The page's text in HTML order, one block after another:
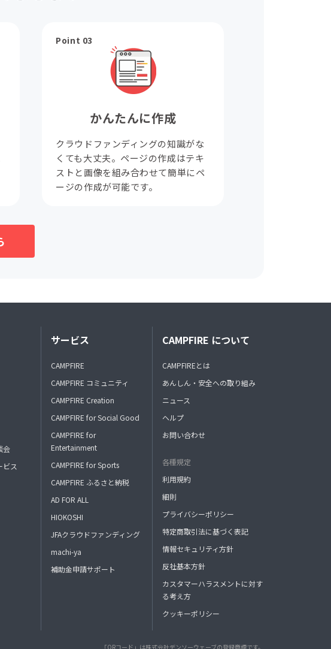
Point 03
かんたんに作成
クラウドファンディングの知識がな
くても大丈夫。ページの作成はテキ
ストと画像を組み合わせて簡単にペ
ージの作成が可能です。
会
ビス
サービス
CAMPFIRE
CAMPFIRE コミュニティ
CAMPFIRE Creation
CAMPFIRE for Social Good
CAMPFIRE for
Entertainment
CAMPFIRE for Sports
CAMPFIRE ふるさと納税
AD FOR ALL
HIOKOSHI
JFAクラウドファンディング
machi-ya
補助金申請サポート
CAMPFIRE について
CAMPFIREとは
あんしん・安全への取り組み
ニュース
ヘルプ
お問い合わせ
各種規定
利用規約
細則
プライバシーポリシー
特定商取引法に基づく表記
情報セキュリティ方針
反社基本方針
カスタマーハラスメントに対す
る考え方
クッキーポリシー
「QRコード」は株式会社デンソーウェーブの登録商標です。